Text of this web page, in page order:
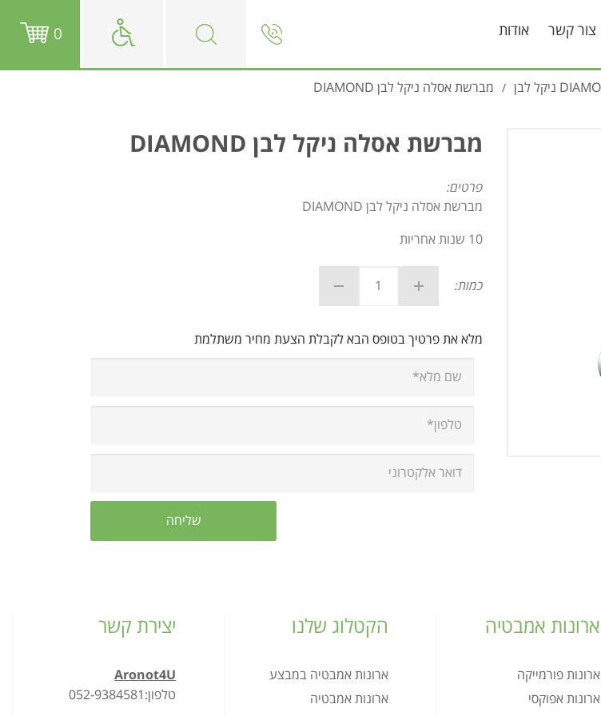
צור קשר אודות 0
/ מברשת אסלה ניקל לבן DIAMOND
מברשת אסלה ניקל לבן DIAMOND
פרטים:
מברשת אסלה ניקל לבן DIAMOND
10 שנות אחריות
כמות:
מלא את פרטיך בטופס הבא לקבלת הצעת מחיר משתלמת
ארונות אמבטיה
ארונות פורמייקה
ארונות אפוקסי
הקטלוג שלנו
ארונות אמבטיה במבצע
ארונות אמבטיה
יצירת קשר
Aronot4U
טלפון:052-9384581